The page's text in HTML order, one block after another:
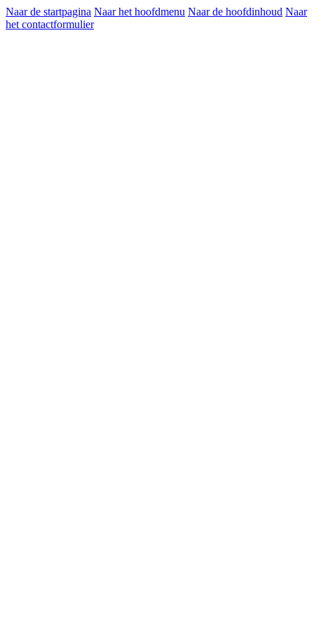
Naar de startpagina Naar het hoofdmenu Naar de hoofdinhoud Naar
het contactformulier